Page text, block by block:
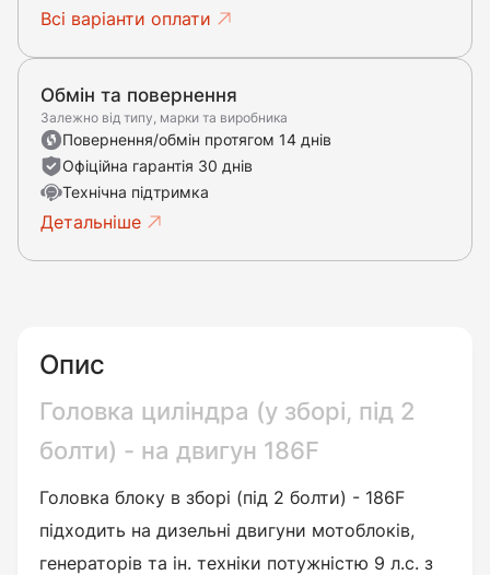
Всі варіанти оплати
Обмін та повернення
Залежно від типу, марки та виробника
Повернення/обмін протягом 14 днів
Офіційна гарантія 30 днів
Технічна підтримка
Детальніше
Опис
Головка циліндра (у зборі, під 2
болти) - на двигун 186F
Головка блоку в зборі (під 2 болти) - 186F
підходить на дизельні двигуни мотоблоків,
генераторів та ін. техніки потужністю 9 л.с. з